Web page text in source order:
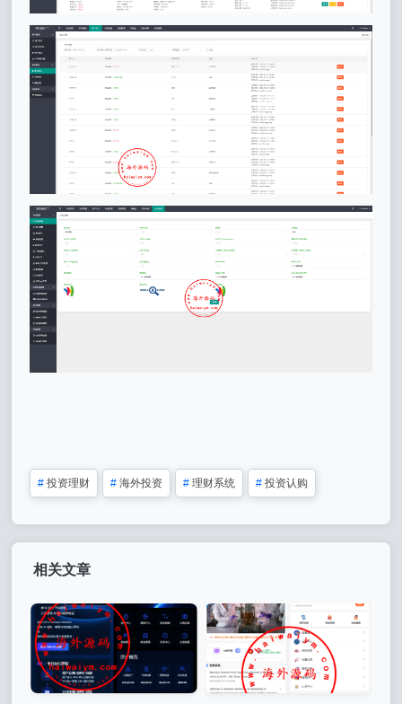
# 投资理财 # 海外投资 # 理财系统 # 投资认购
相关文章